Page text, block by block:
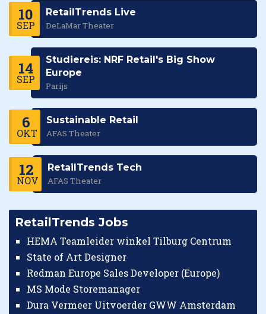
10
SEP
RetailTrends Live
DeLaMar Theater
14
SEP
Studiereis: NRF Retail's Big Show
Europe
Parijs
6
OKT
Sustainable Retail
AFAS Theater
12
NOV
RetailTrends Tech
AFAS Theater
RetailTrends Jobs
HEMA Teamleider winkel Tilburg Centrum
State of Art Designer
Redman Europe Sales Developer (Europe)
MS Mode Storemanager
Dura Vermeer Uitvoerder GWW Amsterdam